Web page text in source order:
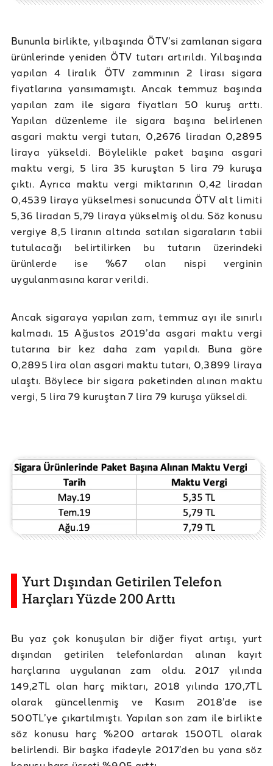
Bununla birlikte, yılbaşında ÖTV’si zamlanan sigara
ürünlerinde yeniden ÖTV tutarı artırıldı. Yılbaşında
yapılan 4 liralık ÖTV zammının 2 lirası sigara
fiyatlarına yansımamıştı. Ancak temmuz başında
yapılan zam ile sigara fiyatları 50 kuruş arttı.
Yapılan düzenleme ile sigara başına belirlenen
asgari maktu vergi tutarı, 0,2676 liradan 0,2895
liraya yükseldi. Böylelikle paket başına asgari
maktu vergi, 5 lira 35 kuruştan 5 lira 79 kuruşa
çıktı. Ayrıca maktu vergi miktarının 0,42 liradan
0,4539 liraya yükselmesi sonucunda ÖTV alt limiti
5,36 liradan 5,79 liraya yükselmiş oldu. Söz konusu
vergiye 8,5 liranın altında satılan sigaraların tabii
tutulacağı belirtilirken bu tutarın üzerindeki
ürünlerde ise %67 olan nispi verginin
uygulanmasına karar verildi.
Ancak sigaraya yapılan zam, temmuz ayı ile sınırlı
kalmadı. 15 Ağustos 2019’da asgari maktu vergi
tutarına bir kez daha zam yapıldı. Buna göre
0,2895 lira olan asgari maktu tutarı, 0,3899 liraya
ulaştı. Böylece bir sigara paketinden alınan maktu
vergi, 5 lira 79 kuruştan 7 lira 79 kuruşa yükseldi.
Yurt Dışından Getirilen Telefon
Harçları Yüzde 200 Arttı
Bu yaz çok konuşulan bir diğer fiyat artışı, yurt
dışından getirilen telefonlardan alınan kayıt
harçlarına uygulanan zam oldu. 2017 yılında
149,2TL olan harç miktarı, 2018 yılında 170,7TL
olarak güncellenmiş ve Kasım 2018’de ise
500TL’ye çıkartılmıştı. Yapılan son zam ile birlikte
söz konusu harç %200 artarak 1500TL olarak
belirlendi. Bir başka ifadeyle 2017’den bu yana söz